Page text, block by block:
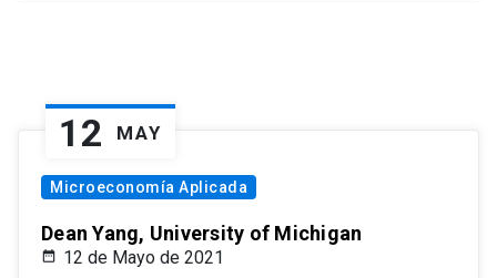
12 MAY
Microeconomía Aplicada
Dean Yang, University of Michigan
12 de Mayo de 2021